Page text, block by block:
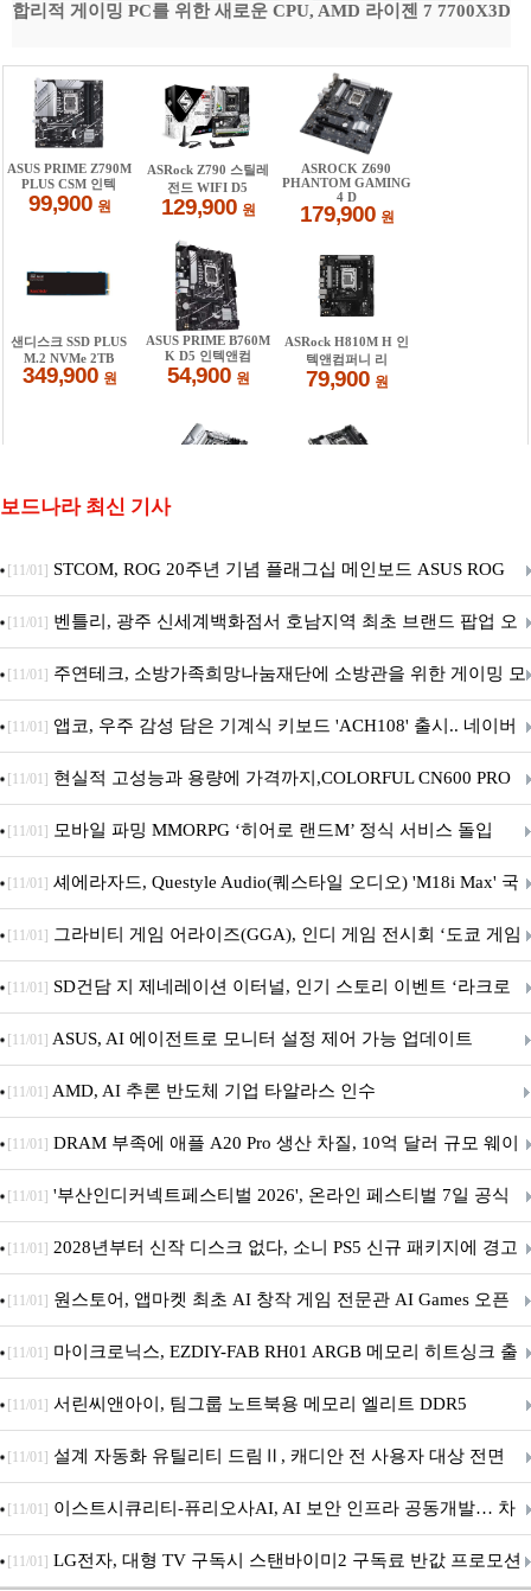
합리적 게이밍 PC를 위한 새로운 CPU, AMD 라이젠 7 7700X3D
보드나라 최신 기사
[11/01] STCOM, ROG 20주년 기념 플래그십 메인보드 ASUS ROG
Crosshair X870E EDITION 20 국내 출시 예정
[11/01] 벤틀리, 광주 신세계백화점서 호남지역 최초 브랜드 팝업 오
픈
[11/01] 주연테크, 소방가족희망나눔재단에 소방관을 위한 게이밍 모
니터·스마트 펫 침대 기부
[11/01] 앱코, 우주 감성 담은 기계식 키보드 'ACH108' 출시.. 네이버
브랜드데이 기획전 진행
[11/01] 현실적 고성능과 용량에 가격까지,COLORFUL CN600 PRO
M.2 NVMe 디앤디컴 1TB
[11/01] 모바일 파밍 MMORPG ‘히어로 랜드M’ 정식 서비스 돌입
[11/01] 셰에라자드, Questyle Audio(퀘스타일 오디오) 'M18i Max' 국
내 정식 출시
[11/01] 그라비티 게임 어라이즈(GGA), 인디 게임 전시회 ‘도쿄 게임
던전 13’ 참가!
[11/01] SD건담 지 제네레이션 이터널, 인기 스토리 이벤트 ‘라크로
아의 용사’ 재개최 및 풍성한 기념 이벤트 실시!
[11/01] ASUS, AI 에이전트로 모니터 설정 제어 가능 업데이트
[11/01] AMD, AI 추론 반도체 기업 타알라스 인수
[11/01] DRAM 부족에 애플 A20 Pro 생산 차질, 10억 달러 규모 웨이
퍼 대기
[11/01] '부산인디커넥트페스티벌 2026', 온라인 페스티벌 7일 공식
개막... 22일간 진행
[11/01] 2028년부터 신작 디스크 없다, 소니 PS5 신규 패키지에 경고
문 추가
[11/01] 원스토어, 앱마켓 최초 AI 창작 게임 전문관 AI Games 오픈
[11/01] 마이크로닉스, EZDIY-FAB RH01 ARGB 메모리 히트싱크 출
시
[11/01] 서린씨앤아이, 팀그룹 노트북용 메모리 엘리트 DDR5
5600MHz 16GB 출시
[11/01] 설계 자동화 유틸리티 드림Ⅱ, 캐디안 전 사용자 대상 전면
무상 배포
[11/01] 이스트시큐리티-퓨리오사AI, AI 보안 인프라 공동개발… 차
세대 AI 보안 플랫폼 구축
[11/01] LG전자, 대형 TV 구독시 스탠바이미2 구독료 반값 프로모션